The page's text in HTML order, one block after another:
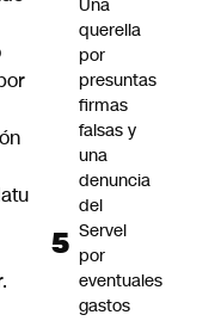
.
Una
querella
por
presuntas
firmas
falsas y
una
denuncia
del
Servel
por
eventuales
gastos